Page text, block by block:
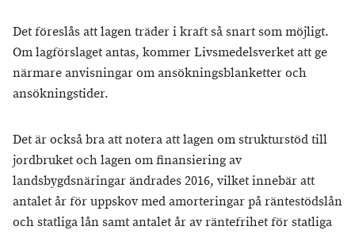
Det föreslås att lagen träder i kraft så snart som möjligt.
Om lagförslaget antas, kommer Livsmedelsverket att ge
närmare anvisningar om ansökningsblanketter och
ansökningstider.
Det är också bra att notera att lagen om strukturstöd till
jordbruket och lagen om finansiering av
landsbygdsnäringar ändrades 2016, vilket innebär att
antalet år för uppskov med amorteringar på räntestödslån
och statliga lån samt antalet år av räntefrihet för statliga